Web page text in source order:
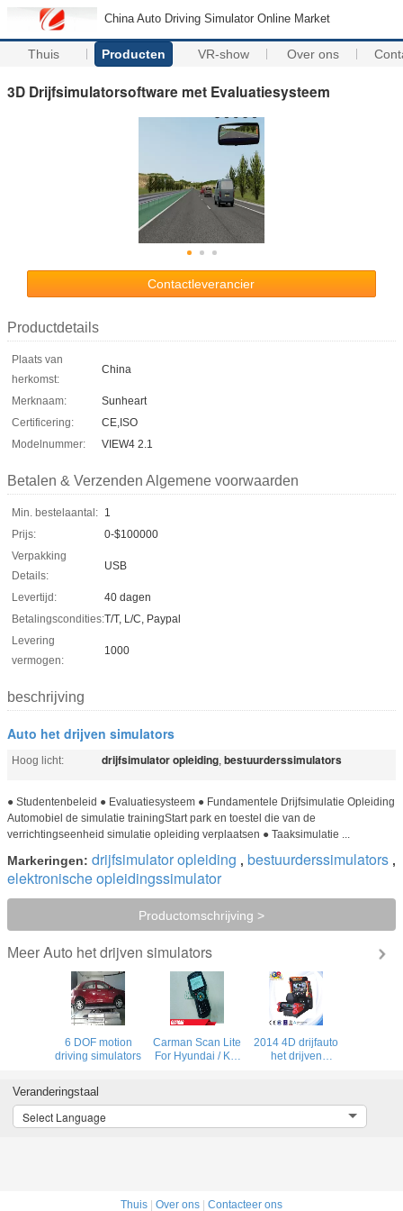
China Auto Driving Simulator Online Market
Thuis Producten VR-show Over ons
3D Drijfsimulatorsoftware met Evaluatiesysteem
Contactleverancier
Productdetails
Plaats van
herkomst:
China
Merknaam:
Sunheart
Certificering:
CE,ISO
Modelnummer:
VIEW4 2.1
Betalen & Verzenden Algemene voorwaarden
Min. bestelaantal: 1
Prijs:
0-$100000
Verpakking
Details:
USB
Levertijd:
40 dagen
Betalingscondities:T/T, L/C, Paypal
Levering
vermogen:
1000
beschrijving
Auto het drijven simulators
Hoog licht: drijfsimulator opleiding, bestuurderssimulators
● Studentenbeleid ● Evaluatiesysteem ● Fundamentele Drijfsimulatie Opleiding
Automobiel de simulatie trainingStart park en toestel die van de
verrichtingseenheid simulatie opleiding verplaatsen ● Taaksimulatie ...
Markeringen: drijfsimulator opleiding , bestuurderssimulators ,
elektronische opleidingssimulator
Productomschrijving >
Meer Auto het drijven simulators
6 DOF motion
driving simulators
Carman Scan Lite
For Hyundai / Kia
Compact Robust
2014 4D drijfauto
het drijven
drijfspel van PC
Veranderingstaal
Select Language
Thuis | Over ons | Contacteer ons